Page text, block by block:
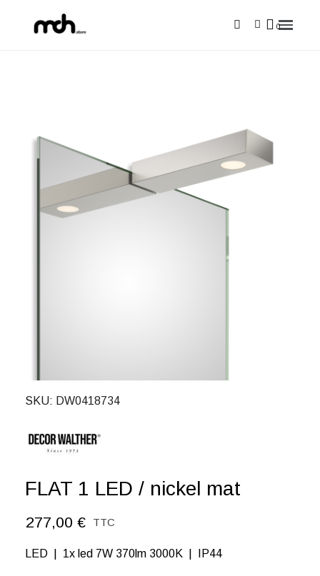
SKU DW0418734
FLAT 1 LED / nickel mat
277,00 € TTC
LED | 1x led 7W 370lm 3000K | IP44